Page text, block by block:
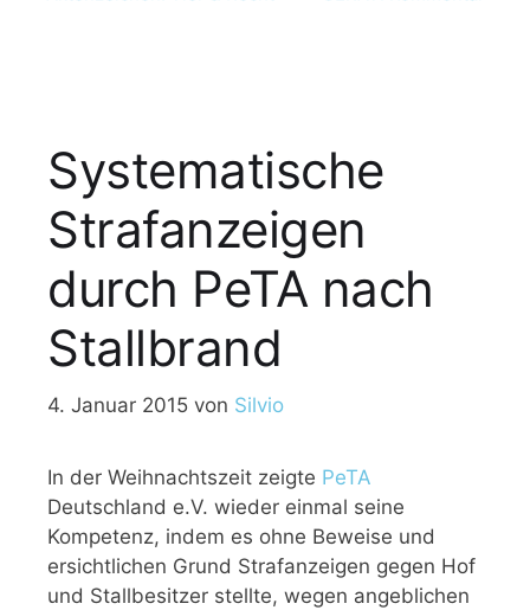
Systematische
Strafanzeigen
durch PeTA nach
Stallbrand
4. Januar 2015 von Silvio
In der Weihnachtszeit zeigte PeTA
Deutschland e.V. wieder einmal seine
Kompetenz, indem es ohne Beweise und
ersichtlichen Grund Strafanzeigen gegen Hof
und Stallbesitzer stellte, wegen angeblichen